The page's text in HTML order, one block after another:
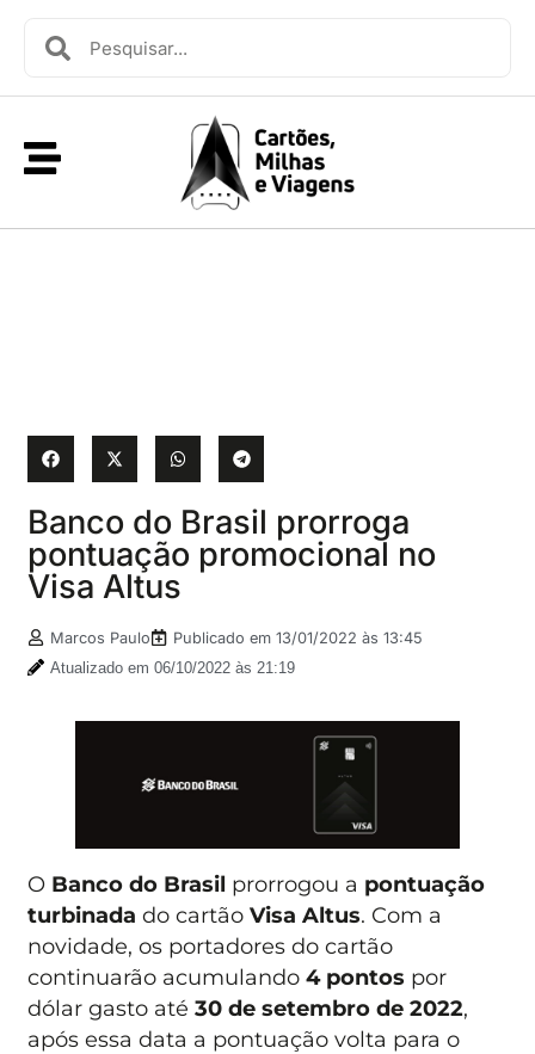
Banco do Brasil prorroga
pontuação promocional no
Visa Altus
Marcos Paulo Publicado em13/01/2022 às 13:45
Atualizado em 06/10/2022 às 21:19
O Banco do Brasil prorrogou a pontuação
turbinada do cartãoVisa Altus. Com a
novidade, os portadores do cartão
continuarão acumulando4 pontos por
dólar gasto até30 de setembro de 2022,
após essa data a pontuação volta para o